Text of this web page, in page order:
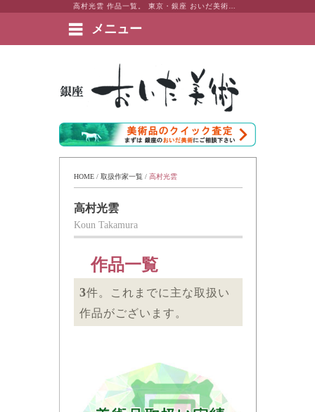
メニュー
絵画など美術品の販売と買取 | 東京・銀座 おいだ美術
HOME / 取扱作家一覧 / 高村光雲
高村光雲
Koun Takamura
作品一覧
3件。これまでに主な取扱い
作品がございます。